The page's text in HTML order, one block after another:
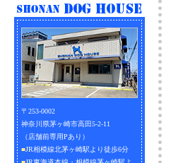
〒253-0002
神奈川県茅ヶ崎市高田5-2-11
（店舗前専用Pあり）
■JR相模線北茅ヶ崎駅より徒歩6分